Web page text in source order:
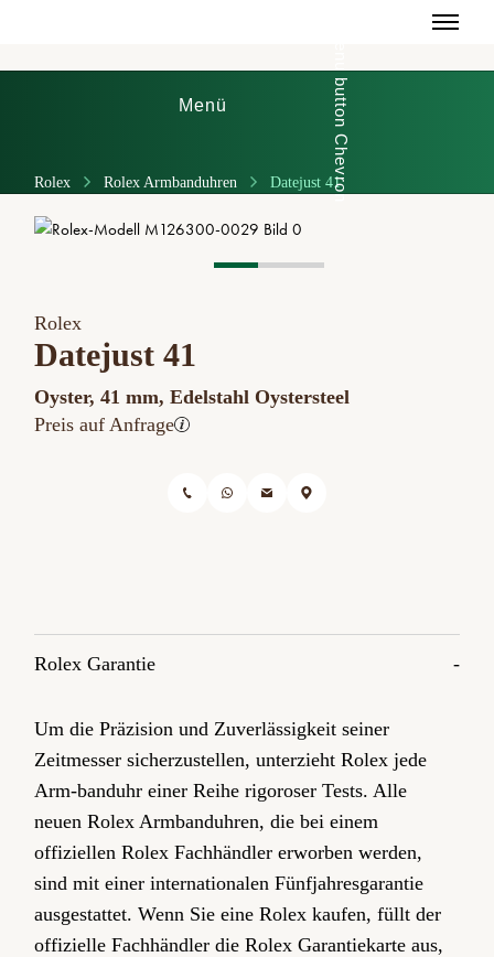
Menü
Rolex Rolex Armbanduhren Datejust 41
Rolex
Datejust 41
Oyster, 41 mm, Edelstahl Oystersteel
Preis auf Anfrage
Rolex Garantie
Um die Präzision und Zuverlässigkeit seiner
Zeitmesser sicherzustellen, unterzieht Rolex jede
Arm-banduhr einer Reihe rigoroser Tests. Alle
neuen Rolex Armbanduhren, die bei einem
offiziellen Rolex Fachhändler erworben werden,
sind mit einer internationalen Fünfjahres­garantie
ausgestattet. Wenn Sie eine Rolex kaufen, füllt der
offizielle Fachhändler die Rolex Garantiekarte aus,